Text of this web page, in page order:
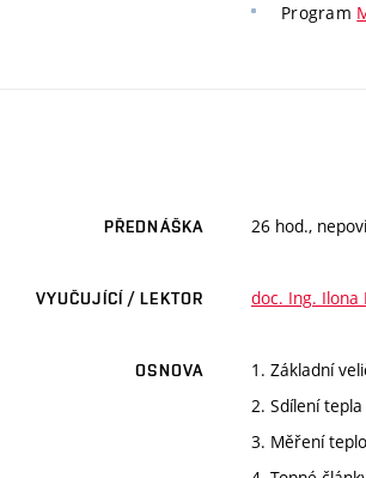
Program
PŘEDNÁŠKA 26 hod.,
VYUČUJÍCÍ / LEKTOR doc. Ing. Ilona
OSNOVA
1. Základní
2. Sdílení
3. Měření